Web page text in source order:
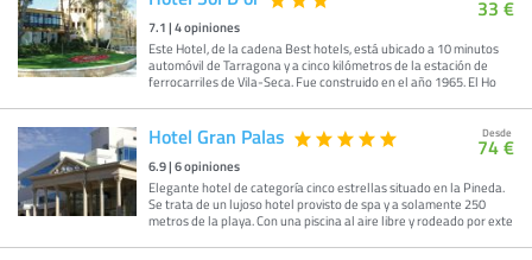
7.1|4opiniones
Este Hotel, de la cadena Best hotels, está ubicado a 10 minutos
automóvil de Tarragona y a cinco kilómetros de la estación de
ferrocarriles de Vila-Seca. Fue construido en el año 1965. El Ho
33 €
Hotel Gran Palas
6.9|6opiniones
Elegante hotel de categoría cinco estrellas situado en la Pineda.
Se trata de un lujoso hotel provisto de spa y a solamente 250
metros de la playa. Con una piscina al aire libre y rodeado por exte
Desde
74 €